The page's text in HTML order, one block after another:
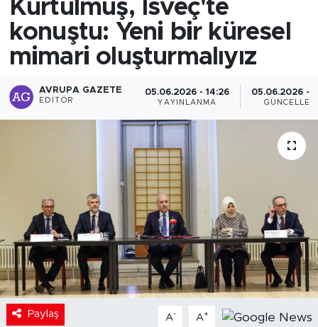
Kurtulmuş, İsveç'te
konuştu: Yeni bir küresel
mimari oluşturmalıyız
AVRUPA GAZETE
EDITÖR
05.06.2026 - 14:26
YAYINLANMA
05.06.2026 -
Paylaş A- A+